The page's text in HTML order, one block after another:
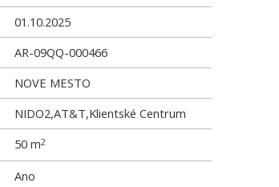
01.10.2025
AR-09QQ-000466
NOVE MESTO
NIDO2,AT&T,Klientské Centrum
50 m2
Ano